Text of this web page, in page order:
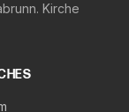
Kirche